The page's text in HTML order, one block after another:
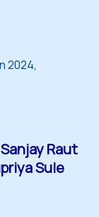
2024
Raut
Sule